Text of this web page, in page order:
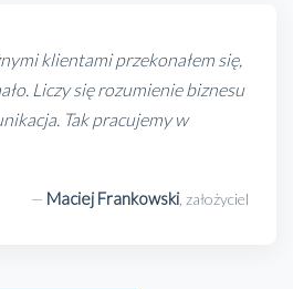
klientami przekonałem się,
Liczy się rozumienie biznesu
Tak pracujemy w
— Maciej Frankowski , założyciel